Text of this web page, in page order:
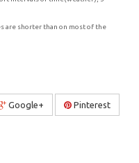
are shorter than on most of the
Google+ Pinterest